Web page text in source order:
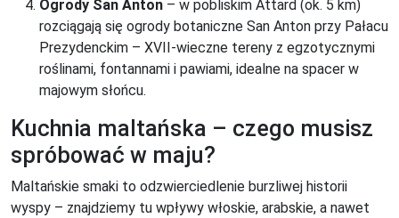
Ogrody San Anton – w pobliskim Attard (ok. 5 km)
rozciągają się ogrody botaniczne San Anton przy Pałacu
Prezydenckim – XVII-wieczne tereny z egzotycznymi
roślinami, fontannami i pawiami, idealne na spacer w
majowym słońcu.
Kuchnia maltańska – czego musisz
spróbować w maju?
Maltańskie smaki to odzwierciedlenie burzliwej historii
wyspy – znajdziemy tu wpływy włoskie, arabskie, a nawet